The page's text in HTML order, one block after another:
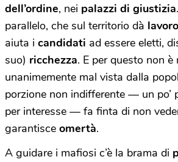
dell’ordine, nei palazzi di giustizia
parallelo, che sul territorio dà lavoro
aiuta i candidati ad essere eletti,
suo) ricchezza. E per questo non è
unanimemente mal vista dalla
porzione non indifferente — un po’
per interesse — fa finta di non
garantisce omertà.
A guidare i mafiosi c’è la brama di